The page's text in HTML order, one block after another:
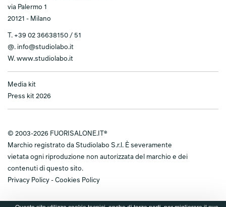
via Palermo 1
20121 - Milano
T. +39 02 36638150 / 51
@. info@studiolabo.it
W. www.studiolabo.it
Media kit
Press kit 2026
© 2003-2026 FUORISALONE.IT®
Marchio registrato da Studiolabo S.r.l. È severamente
vietata ogni riproduzione non autorizzata del marchio e dei
contenuti di questo sito.
Privacy Policy - Cookies Policy